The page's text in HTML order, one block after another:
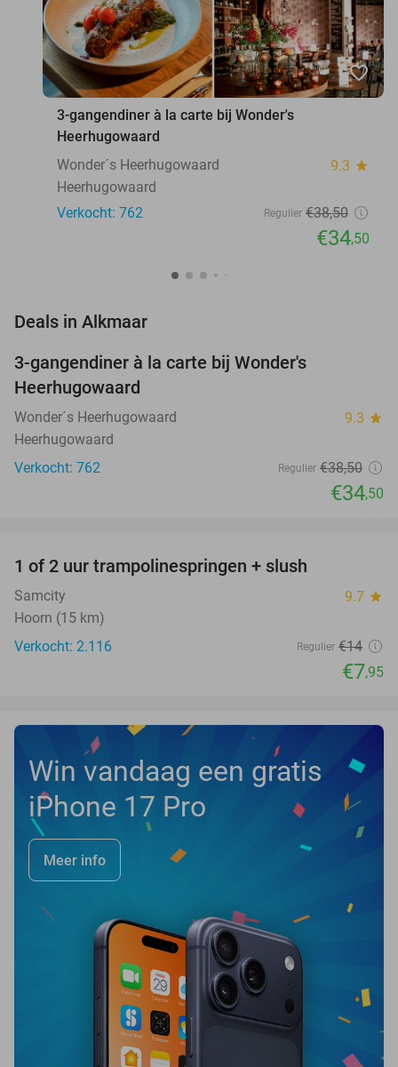
favorite_border
3-gangendiner à la carte bij Wonder's
Heerhugowaard
Wonder´s Heerhugowaard
9.3 star
Heerhugowaard
Verkocht: 762
Regulier €38,50
€34,50
Deals in Alkmaar
3-gangendiner à la carte bij Wonder's
Heerhugowaard
Wonder´s Heerhugowaard 9.3 star
Heerhugowaard
Verkocht: 762
Regulier €38,50
€34,50
1 of 2 uur trampolinespringen + slush
Samcity 9.7 star
Hoorn (15 km)
Verkocht: 2.116
Regulier €14
€7,95
Win vandaag een gratis
iPhone 17 Pro
Meer info